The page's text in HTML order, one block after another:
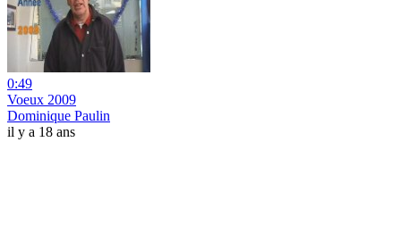
0:49
Voeux 2009
Dominique Paulin
il y a 18 ans